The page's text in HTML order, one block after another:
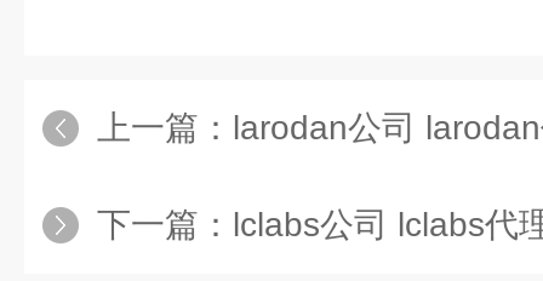
上一篇： larodan公司
下一篇： lclabs公司 lclabs代